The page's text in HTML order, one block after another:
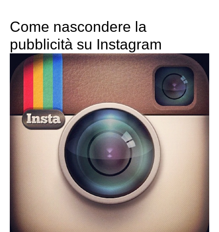
Come nascondere la
pubblicità su Instagram